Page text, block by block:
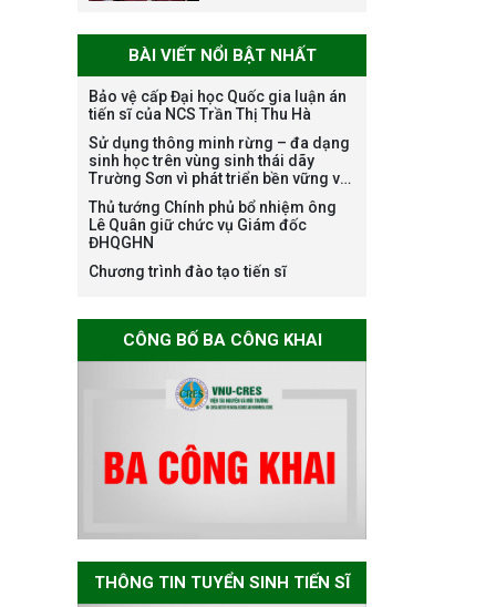
Nagao tại Việt Nam
năm học 2026-
2027
Thông báo về việc
họp Tiểu ban
chuyên môn đánh
giá hồ sơ chuyên
môn cho các thí
sinh dự tuyển
đợt 1 năm 2026
Thông báo danh
điều kiện dự tuyển
Chương trình đào
và phát triển bền
vững đợt 1 năm
2026
BÀI VIẾT NỔI BẬT NHẤT
Bảo vệ cấp Đại học Quốc gia luận án
tiến sĩ của NCS Trần Thị Thu Hà
Sử dụng thông minh rừng – đa dạng
sinh học trên vùng sinh thái dãy
Trường Sơn vì phát triển bền vững và
ứng phó với biến đổi khí hậu
Thủ tướng Chính phủ bổ nhiệm ông
Lê Quân giữ chức vụ Giám đốc
ĐHQGHN
Chương trình đào tạo tiến sĩ
CÔNG BỐ BA CÔNG KHAI
THÔNG TIN TUYỂN SINH TIẾN SĨ